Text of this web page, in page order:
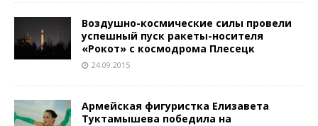
Воздушно-космические силы провели
успешный пуск ракеты-носителя
«Рокот» с космодрома Плесецк
24.09.2015
Армейская фигуристка Елизавета
Туктамышева победила на